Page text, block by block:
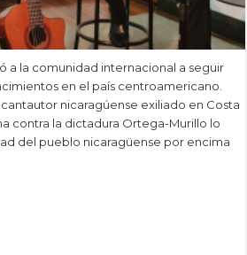
a la comunidad internacional a seguir
en el país centroamericano.
nicaragúense exiliado en Costa
contra la dictadura Ortega-Murillo lo
del pueblo nicaragüense por encima